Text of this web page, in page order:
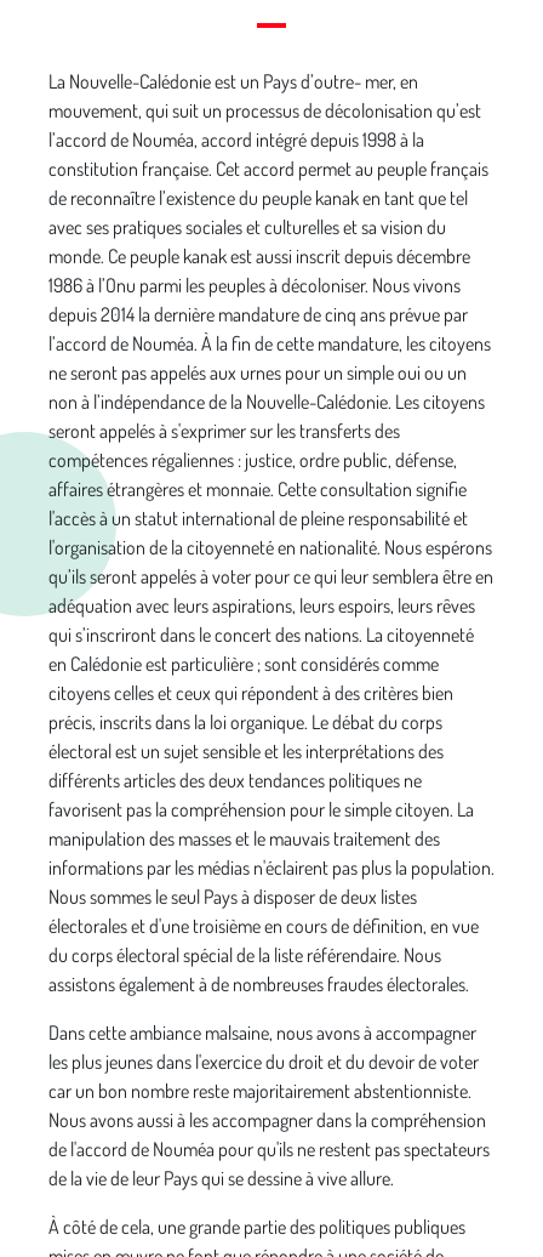
La Nouvelle-Calédonie est un Pays d’outre- mer, en
mouvement, qui suit un processus de décolonisation qu’est
l’accord de Nouméa, accord intégré depuis 1998 à la
constitution française. Cet accord permet au peuple français
de reconnaître l’existence du peuple kanak en tant que tel
avec ses pratiques sociales et culturelles et sa vision du
monde. Ce peuple kanak est aussi inscrit depuis décembre
1986 à l’Onu parmi les peuples à décoloniser. Nous vivons
depuis 2014 la dernière mandature de cinq ans prévue par
l’accord de Nouméa. À la fin de cette mandature, les citoyens
ne seront pas appelés aux urnes pour un simple oui ou un
non à l’indépendance de la Nouvelle-Calédonie. Les citoyens
seront appelés à s'exprimer sur les transferts des
compétences régaliennes : justice, ordre public, défense,
affaires étrangères et monnaie. Cette consultation signifie
l'accès à un statut international de pleine responsabilité et
l'organisation de la citoyenneté en nationalité. Nous espérons
qu’ils seront appelés à voter pour ce qui leur semblera être en
adéquation avec leurs aspirations, leurs espoirs, leurs rêves
qui s’inscriront dans le concert des nations. La citoyenneté
en Calédonie est particulière ; sont considérés comme
citoyens celles et ceux qui répondent à des critères bien
précis, inscrits dans la loi organique. Le débat du corps
électoral est un sujet sensible et les interprétations des
différents articles des deux tendances politiques ne
favorisent pas la compréhension pour le simple citoyen. La
manipulation des masses et le mauvais traitement des
informations par les médias n'éclairent pas plus la population.
Nous sommes le seul Pays à disposer de deux listes
électorales et d'une troisième en cours de définition, en vue
du corps électoral spécial de la liste référendaire. Nous
assistons également à de nombreuses fraudes électorales.
Dans cette ambiance malsaine, nous avons à accompagner
les plus jeunes dans l'exercice du droit et du devoir de voter
car un bon nombre reste majoritairement abstentionniste.
Nous avons aussi à les accompagner dans la compréhension
de l'accord de Nouméa pour qu'ils ne restent pas spectateurs
de la vie de leur Pays qui se dessine à vive allure.
À côté de cela, une grande partie des politiques publiques